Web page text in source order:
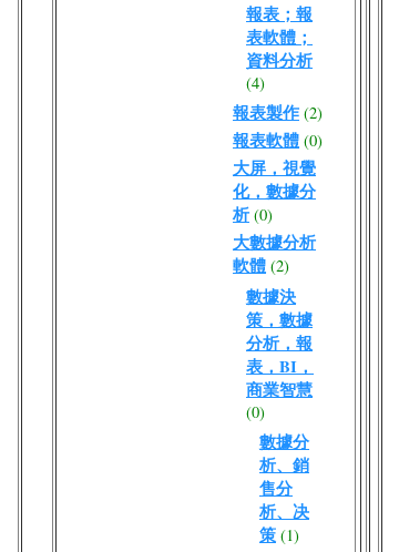
報表；報
表軟體；
資料分析
(4)
報表製作 (2)
報表軟體 (0)
大屏，視覺
化，數據分
析 (0)
大數據分析
軟體 (2)
數據決
策，數據
分析，報
表，BI，
商業智慧
(0)
數據分
析、銷
售分
析、决
策 (1)